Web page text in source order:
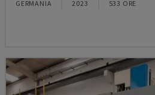
GERMANIA 2023 533 ORE